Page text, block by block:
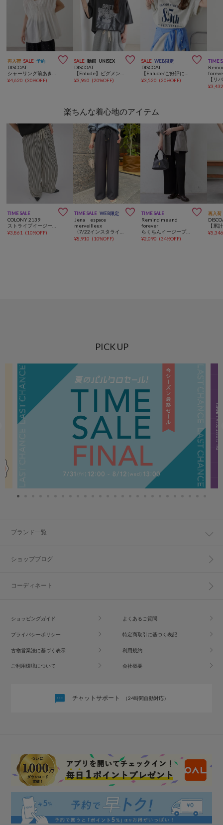
再入荷 SALE 予約 
DISCOAT
¥4,620 (30%OFF)
SALE 動画 UNISEX 
DISCOAT
¥3,960 (20%OFF)
SALE WEB限定 
DISCOAT
¥3,520 (20%OFF)
TIME
¥
楽ちんな着心地のアイテム
TIME SALE 
COLONY 2139
¥3,861 (10%OFF)
TIME SALE WEB限定 
Jena espace
merveilleux
¥8,910 (10%OFF)
TIME SALE 
Remind me and
forever
らくちんイージープリーツパンツ
¥2,090 (34%OFF)
再入荷
¥
PICK UP
ブランド一覧
ショップブログ
コーディネート
ショッピングガイド よくあるご質問
プライバシーポリシー 特定商取引に基づく表記
古物営業法に基づく表示 利用規約
ご利用環境について 会社概要
チャットサポート （24時間自動対応）